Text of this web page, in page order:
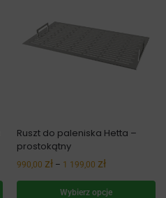
Ruszt do paleniska Hetta –
prostokątny
990,00 zł – 1 199,00 zł
Wybierz opcje